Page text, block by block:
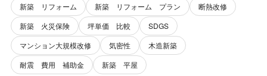
新築 リフォーム
新築 リフォーム プラン
断熱改修
新築 火災保険
坪単価 比較
SDGS
マンション大規模改修
気密性
木造新築
耐震 費用 補助金
新築 平屋